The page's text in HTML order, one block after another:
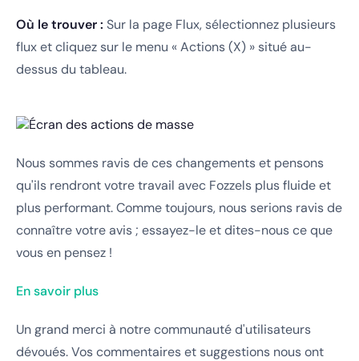
Où le trouver : Sur la page Flux, sélectionnez plusieurs
flux et cliquez sur le menu « Actions (X) » situé au-
dessus du tableau.
Nous sommes ravis de ces changements et pensons
qu'ils rendront votre travail avec Fozzels plus fluide et
plus performant. Comme toujours, nous serions ravis de
connaître votre avis ; essayez-le et dites-nous ce que
vous en pensez !
En savoir plus
Un grand merci à notre communauté d'utilisateurs
dévoués. Vos commentaires et suggestions nous ont